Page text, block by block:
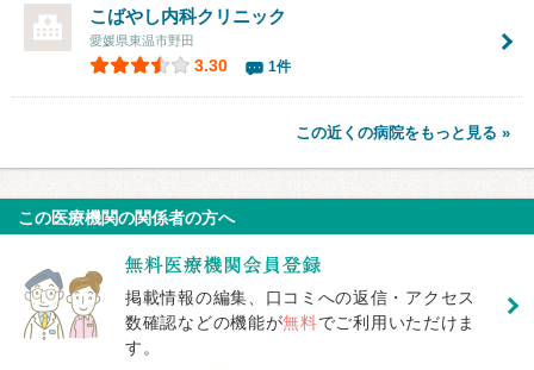
こばやし内科クリニック
愛媛県東温市野田
3.30 1件
この近くの病院をもっと見る »
この医療機関の関係者の方へ
掲載情報の編集、口コミへの返信・アクセス
数確認などの機能が無料でご利用いただけま
す。